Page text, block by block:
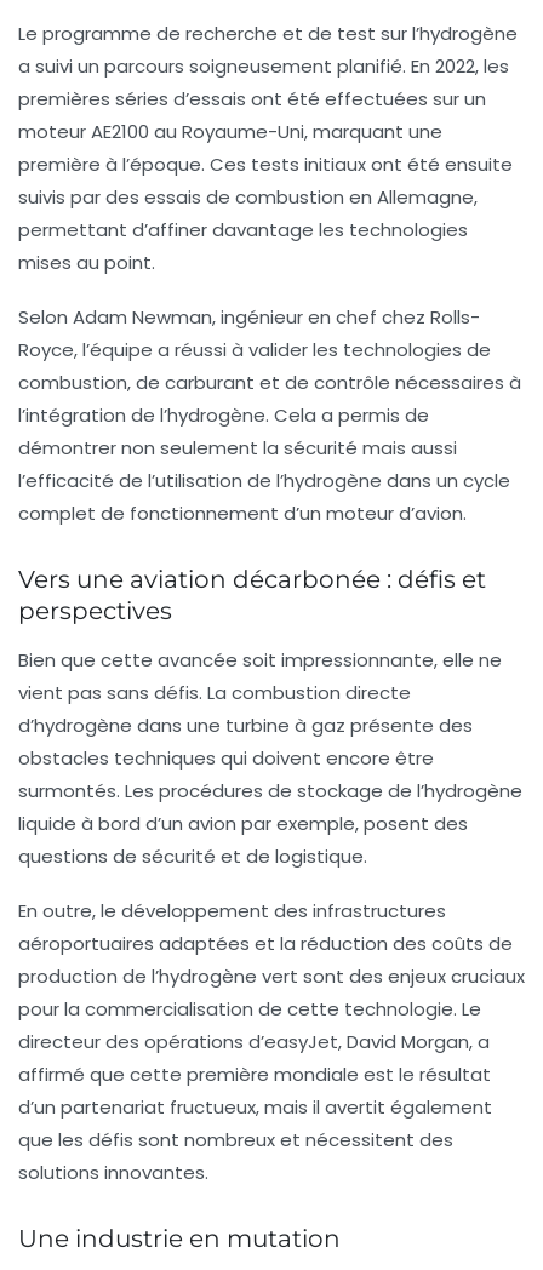
Le programme de recherche et de test sur l’hydrogène
a suivi un parcours soigneusement planifié. En 2022, les
premières séries d’essais ont été effectuées sur un
moteur AE2100 au Royaume-Uni, marquant une
première à l’époque. Ces tests initiaux ont été ensuite
suivis par des essais de combustion en Allemagne,
permettant d’affiner davantage les technologies
mises au point.
Selon Adam Newman, ingénieur en chef chez Rolls-
Royce, l’équipe a réussi à valider les technologies de
combustion, de carburant et de contrôle nécessaires à
l’intégration de l’hydrogène. Cela a permis de
démontrer non seulement la sécurité mais aussi
l’efficacité de l’utilisation de l’hydrogène dans un cycle
complet de fonctionnement d’un moteur d’avion.
Vers une aviation décarbonée : défis et
perspectives
Bien que cette avancée soit impressionnante, elle ne
vient pas sans défis. La combustion directe
d’hydrogène dans une turbine à gaz présente des
obstacles techniques qui doivent encore être
surmontés. Les procédures de stockage de l’hydrogène
liquide à bord d’un avion par exemple, posent des
questions de sécurité et de logistique.
En outre, le développement des infrastructures
aéroportuaires adaptées et la réduction des coûts de
production de l’hydrogène vert sont des enjeux cruciaux
pour la commercialisation de cette technologie. Le
directeur des opérations d’easyJet, David Morgan, a
affirmé que cette première mondiale est le résultat
d’un partenariat fructueux, mais il avertit également
que les défis sont nombreux et nécessitent des
solutions innovantes.
Une industrie en mutation